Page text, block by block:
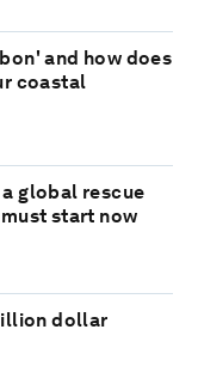
and how does
coastal
global rescue
start now
dollar